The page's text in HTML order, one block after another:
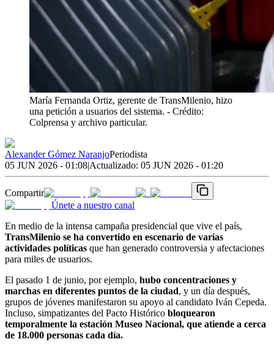
María Fernanda Ortiz, gerente de TransMilenio, hizo
una petición a usuarios del sistema. - Crédito:
Colprensa y archivo particular.
Alexander Gómez NaranjoPeriodista
05 JUN 2026 - 01:08|Actualizado: 05 JUN 2026 - 01:20
Compartir
Únete a nuestro canal
En medio de la intensa campaña presidencial que vive el país,
TransMilenio se ha convertido en escenario de varias
actividades políticas que han generado controversia y afectaciones
para miles de usuarios.
El pasado 1 de junio, por ejemplo, hubo concentraciones y
marchas en diferentes puntos de la ciudad, y un día después,
grupos de jóvenes manifestaron su apoyo al candidato Iván Cepeda.
Incluso, simpatizantes del Pacto Histórico bloquearon
temporalmente la estación Museo Nacional, que atiende a cerca
de 18.000 personas cada día.